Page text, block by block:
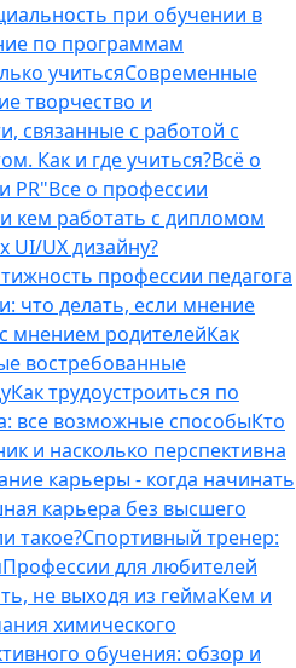
при обучении в
по программам
учитьсяСовременные
творчество и
связанные с работой с
Как и где учиться?Всё о
PR"Все о профессии
и кем работать с дипломом
UI/UX дизайну?
профессии педагога
что делать, если мнение
мнением родителейКак
востребованные
Как трудоустроиться по
все возможные способыКто
и насколько перспективна
карьеры - когда начинать
карьера без высшего
такое?Спортивный тренер:
Профессии для любителей
не выходя из геймаКем и
химического
обучения: обзор и